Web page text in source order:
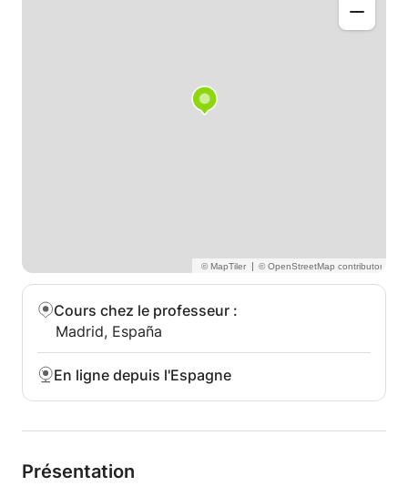
|
Cours chez le professeur :
Madrid, España
En ligne depuis l'Espagne
Présentation